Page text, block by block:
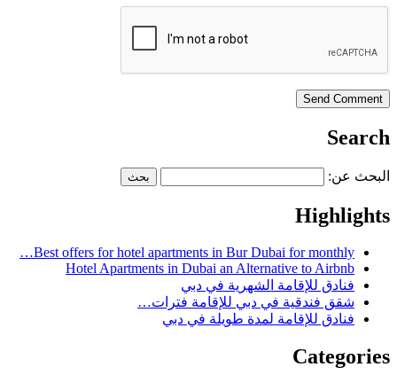
Search
البحث عن:
Highlights
Best offers for hotel apartments in Bur Dubai for monthly…
Hotel Apartments in Dubai an Alternative to Airbnb
فنادق للإقامة الشهرية في دبي
شقق فندقية في دبي للإقامة فترات…
فنادق للإقامة لمدة طويلة في دبي
Categories